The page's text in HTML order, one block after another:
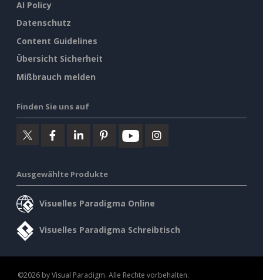
AI Policy
Datenschutz
Content Guidelines
Übersicht Sicherheit
Mißbrauch melden
Finden Sie uns auf
Ausgewählte Produkte
Visuelles Paradigma Online
Visuelles Paradigma Schreibtisch
©2026 by Visual Paradigm. Alle Rechte vorbehalten.